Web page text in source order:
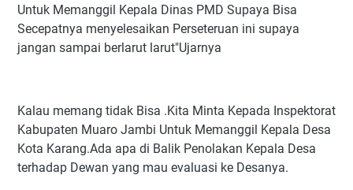
Untuk Memanggil Kepala Dinas PMD Supaya Bisa
Secepatnya menyelesaikan Perseteruan ini supaya
jangan sampai berlarut larut"Ujarnya
Kalau memang tidak Bisa .Kita Minta Kepada Inspektorat
Kabupaten Muaro Jambi Untuk Memanggil Kepala Desa
Kota Karang.Ada apa di Balik Penolakan Kepala Desa
terhadap Dewan yang mau evaluasi ke Desanya.